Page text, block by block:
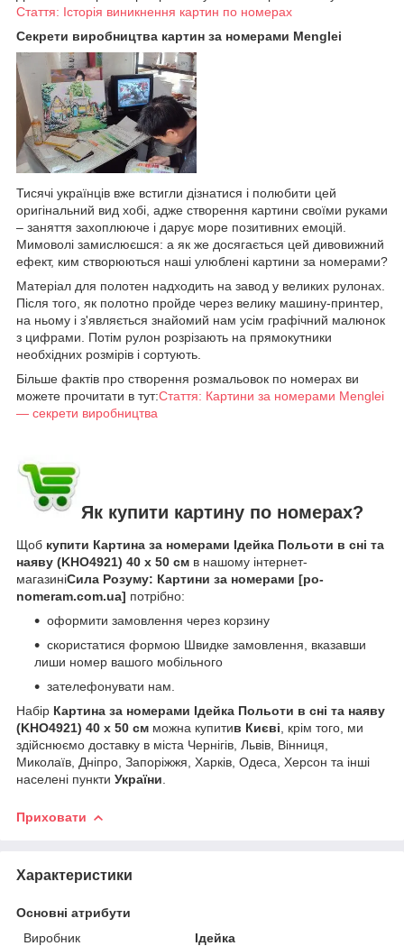
Стаття: Історія виникнення картин по номерах
Секрети виробництва картин за номерами Menglei
Тисячі українців вже встигли дізнатися і полюбити цей
оригінальний вид хобі, адже створення картини своїми руками
– заняття захоплююче і дарує море позитивних емоцій.
Мимоволі замислюєшся: а як же досягається цей дивовижний
ефект, ким створюються наші улюблені картини за номерами?
Матеріал для полотен надходить на завод у великих рулонах.
Після того, як полотно пройде через велику машину-принтер,
на ньому і з'являється знайомий нам усім графічний малюнок
з цифрами. Потім рулон розрізають на прямокутники
необхідних розмірів і сортують.
Більше фактів про створення розмальовок по номерах ви
можете прочитати в тут:Стаття: Картини за номерами Menglei
— секрети виробництва
Як купити картину по номерах?
Щоб купити Картина за номерами Ідейка Польоти в сні та
наяву (KHO4921) 40 х 50 см в нашому інтернет-
магазиніСила Розуму: Картини за номерами [po-
nomeram.com.ua] потрібно:
оформити замовлення через корзину
скористатися формою Швидке замовлення, вказавши
лиши номер вашого мобільного
зателефонувати нам.
Набір Картина за номерами Ідейка Польоти в сні та наяву
(KHO4921) 40 х 50 см можна купитив Києві , крім того, ми
здійснюємо доставку в міста Чернігів, Львів, Вінниця,
Миколаїв, Дніпро, Запоріжжя, Харків, Одеса, Херсон та інші
населені пункти України
Приховати
Характеристики
Основні атрибути
Виробник
Ідейка